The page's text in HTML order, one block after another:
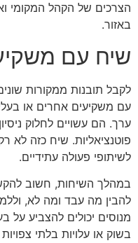
הצרכים של הקהל המקומי
באזור.
שיח עם
לקבל תובנות ממקורות
עם משקיעים אחרים או
ערך. הם עשויים לחלוק
פוטנציאליות. שיח כזה לא
לשיתופי פעולה עתידיים.
במהלך השיחות, חשוב
להבין מה עבד ומה לא,
מנוסים יכולים להצביע על
בשוק או עלויות בלתי